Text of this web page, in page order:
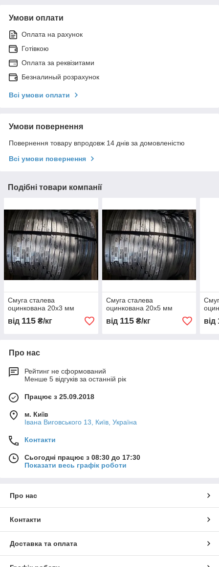
Умови оплати
Оплата на рахунок
Готівкою
Оплата за реквізитами
Безналиный розрахунок
Всі умови оплати
Умови повернення
Повернення товару впродовж 14 днів за домовленістю
Всі умови повернення
Подібні товари компанії
Смуга сталева
оцинкована 20х3 мм
від 115 ₴/кг
Смуга сталева
оцинкована 20х5 мм
від 115₴/кг від
Про нас
Рейтинг не сформований
Менше 5 відгуків за останній рік
Працює з 25.09.2018
м. Київ
Івана Виговського 13, Київ, Україна
Контакти
Сьогодні працює з 08:30 до 17:30
Показати весь графік роботи
Про нас
Контакти
Доставка та оплата